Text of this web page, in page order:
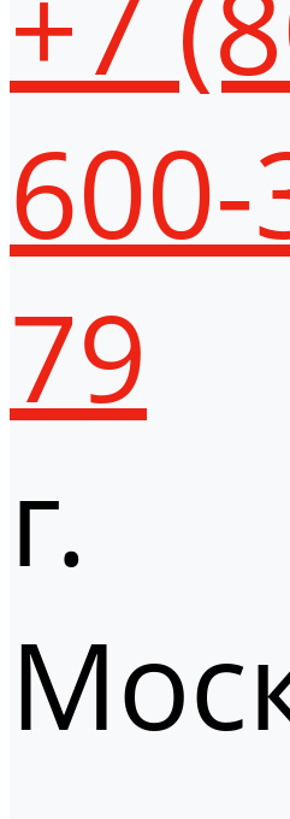
600-
79
г.